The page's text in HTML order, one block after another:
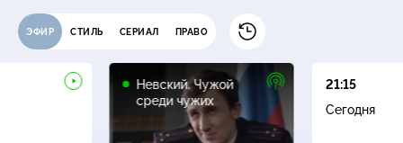
ЭФИР СТИЛЬ СЕРИАЛ ПРАВО
Невский. Чужой
среди чужих
16+
21:15
Сегодня